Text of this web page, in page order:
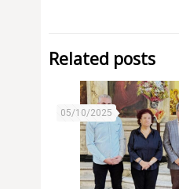
Related posts
05/10/2025